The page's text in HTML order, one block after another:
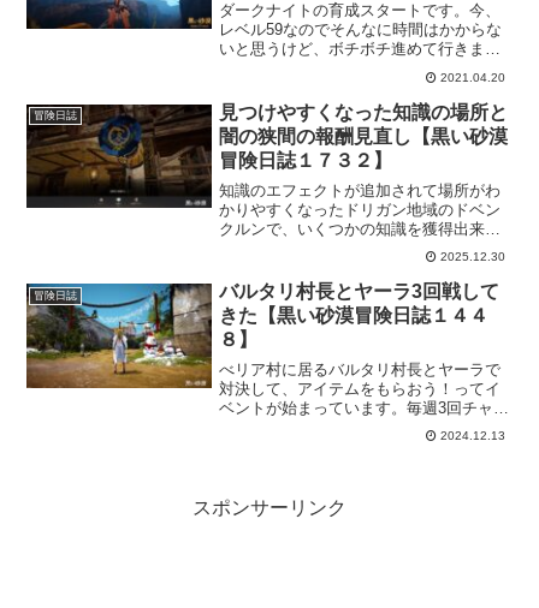
ダークナイトの育成スタートです。今、
レベル59なのでそんなに時間はかからな
いと思うけど、ボチボチ進めて行きま
す。シャカトゥの途中から始めて、バレ
ンシアに進みましたけど方向転換をしよ
うと思います。
2021.04.20
冒険日誌
見つけやすくなった知識の場所と
闇の狭間の報酬見直し【黒い砂漠
冒険日誌１７３２】
知識のエフェクトが追加されて場所がわ
かりやすくなったドリガン地域のドベン
クルンで、いくつかの知識を獲得出来ま
した。なんて素敵なアップデートでしょ
う！そして、ゲーム中に表示された「闇
の狭間の追加報酬のおしらせ」も期待し
ています。
2025.12.30
冒険日誌
バルタリ村長とヤーラ3回戦して
きた【黒い砂漠冒険日誌１４４
８】
べリア村に居るバルタリ村長とヤーラで
対決して、アイテムをもらおう！ってイ
ベントが始まっています。毎週3回チャレ
ンジできるので、確実にアイテムをゲッ
トしていきたいところ。バルタリ村長も
か？
2024.12.13
スポンサーリンク